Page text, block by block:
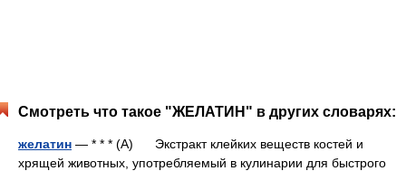
Смотреть что такое "ЖЕЛАТИН" в других словарях:
желатин — * * * (А) Экстракт клейких веществ костей и
хрящей животных, употребляемый в кулинарии для быстрого